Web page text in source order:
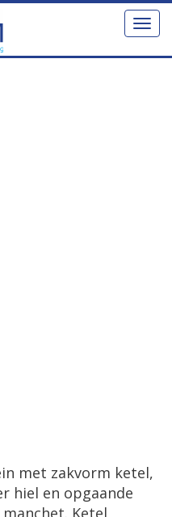
Toggle
met zakvorm ketel,
hiel en opgaande
manchet. Ketel